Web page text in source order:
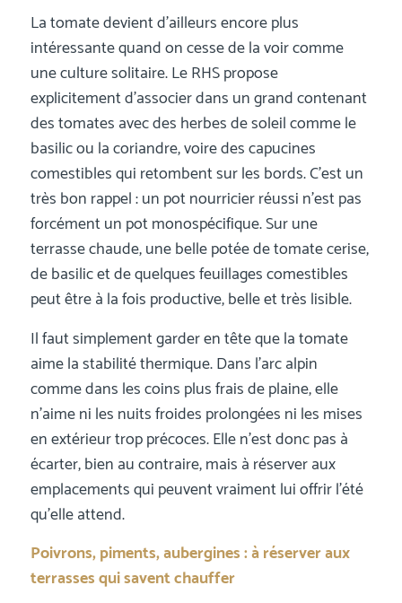
La tomate devient d’ailleurs encore plus
intéressante quand on cesse de la voir comme
une culture solitaire. Le RHS propose
explicitement d’associer dans un grand contenant
des tomates avec des herbes de soleil comme le
basilic ou la coriandre, voire des capucines
comestibles qui retombent sur les bords. C’est un
très bon rappel : un pot nourricier réussi n’est pas
forcément un pot monospécifique. Sur une
terrasse chaude, une belle potée de tomate cerise,
de basilic et de quelques feuillages comestibles
peut être à la fois productive, belle et très lisible.
Il faut simplement garder en tête que la tomate
aime la stabilité thermique. Dans l’arc alpin
comme dans les coins plus frais de plaine, elle
n’aime ni les nuits froides prolongées ni les mises
en extérieur trop précoces. Elle n’est donc pas à
écarter, bien au contraire, mais à réserver aux
emplacements qui peuvent vraiment lui offrir l’été
qu’elle attend.
Poivrons, piments, aubergines : à réserver aux
terrasses qui savent chauffer